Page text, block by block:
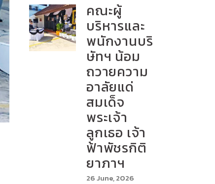
คณะผู้
บริหารและ
พนักงานบริ
ษัทฯ น้อม
ถวายความ
อาลัยแด่
สมเด็จ
พระเจ้า
ลูกเธอ เจ้า
ฟ้าพัชรกิติ
ยาภาฯ
26 June, 2026